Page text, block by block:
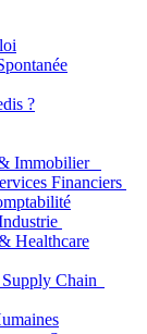
?
Immobilier
Financiers
Healthcare
Chain